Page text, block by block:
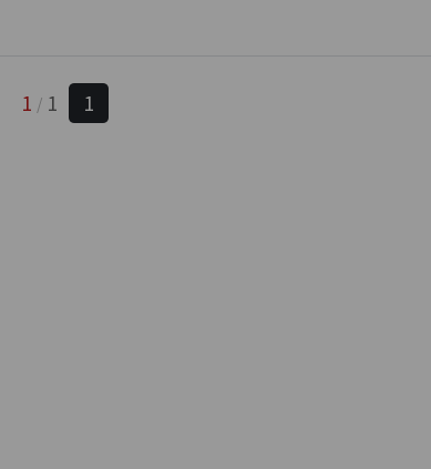
1 / 1 1